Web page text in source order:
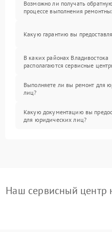
Возможно ли получать
процессе выполнения
Какую гарантию вы
В каких районах Владивостока
располагаются сервисные
Выполняете ли вы ремонт для
лиц?
Какую документацию вы
для юридических лиц?
Наш сервисный центр